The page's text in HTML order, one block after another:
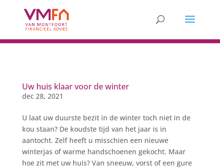
Uw huis klaar voor de winter
dec 28, 2021
U laat uw duurste bezit in de winter toch niet in de
kou staan? De koudste tijd van het jaar is in
aantocht. Zelf heeft u misschien een nieuwe
winterjas of warme handschoenen gekocht. Maar
hoe zit met uw huis? Van sneeuw, vorst of een gure